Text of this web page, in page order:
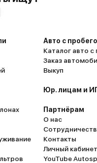
держите
(меня это
ровной
понятно,
без
опытных
сих пор живы!
чем bmw 3
Вообще
Авто с
Каталог авто
Заказ
Выкуп
Юр. лицам и
Партнёрам
О нас
Контакты
Личный
YouTube